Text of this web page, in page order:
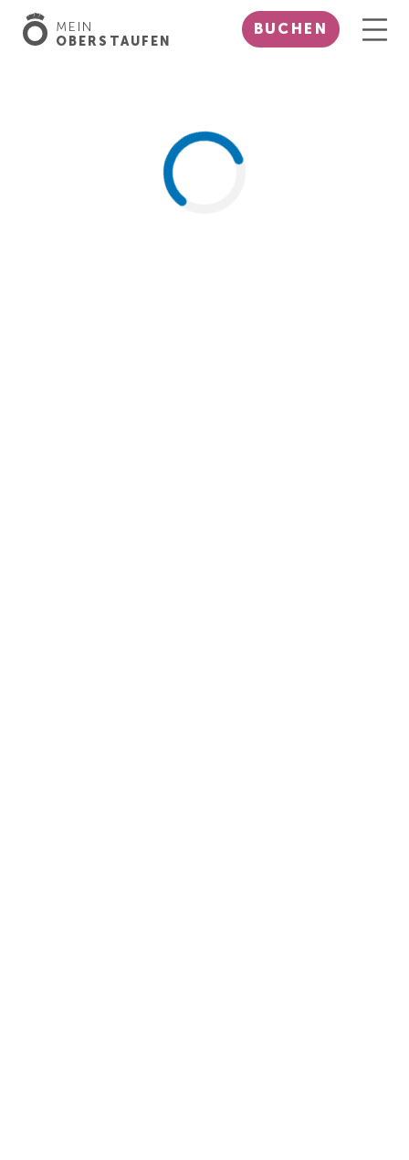
MEIN
OBERSTAUFEN
BUCHEN